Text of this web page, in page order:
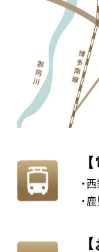
・
・